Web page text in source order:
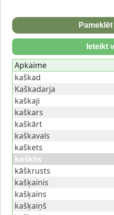
Ieteikt
Apkaime
kaškad
Kaškadarja
kaškaji
kaškars
kaškārt
kaškavals
kaškets
kašklis
kāškrusts
kašķainis
kašķains
kašķaiņš